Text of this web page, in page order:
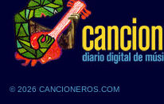
© 2026 CANCIONEROS.COM